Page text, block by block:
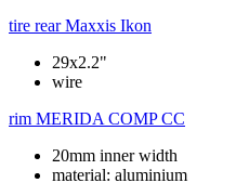
tire rear Maxxis Ikon
29x2.2"
wire
rim MERIDA COMP CC
20mm inner width
material: aluminium